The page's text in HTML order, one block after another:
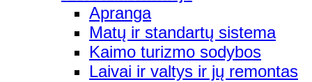
Apranga
Matų ir standartų sistema
Kaimo turizmo sodybos
Laivai ir valtys ir jų remontas